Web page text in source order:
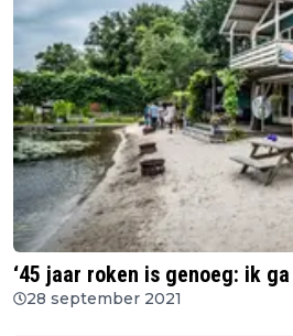
‘45 jaar roken is genoeg: ik
28 september 2021